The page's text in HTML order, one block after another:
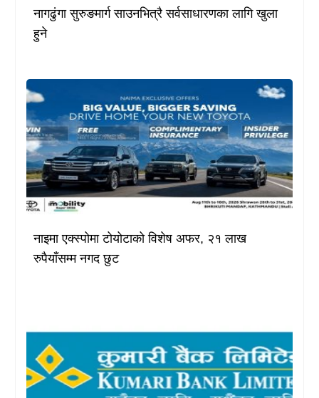
नागढुंगा सुरुङमार्ग साउनभित्रै सर्वसाधारणका लागि खुला
हुने
नाइमा एक्स्पोमा टोयोटाको विशेष अफर, २१ लाख
रुपैयाँसम्म नगद छुट